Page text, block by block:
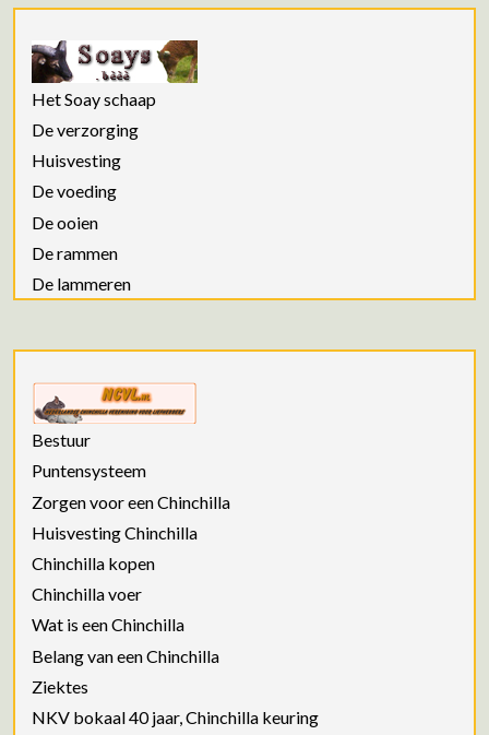
Het Soay schaap
De verzorging
Huisvesting
De voeding
De ooien
De rammen
De lammeren
Bestuur
Puntensysteem
Zorgen voor een Chinchilla
Huisvesting Chinchilla
Chinchilla kopen
Chinchilla voer
Wat is een Chinchilla
Belang van een Chinchilla
Ziektes
NKV bokaal 40 jaar, Chinchilla keuring